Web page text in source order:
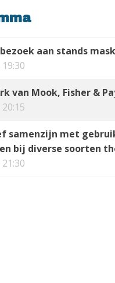
aan stands
van Mook, Fisher &
samenzijn met
bij diverse soorten